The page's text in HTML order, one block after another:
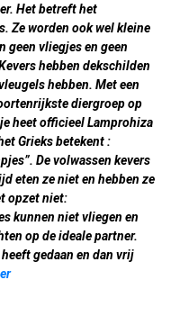
Het betreft het
Ze worden ook wel kleine
geen vliegjes en geen
hebben dekschilden
hebben. Met een
diergroep op
heet officieel Lamprohiza
Grieks betekent :
De volwassen kevers
eten ze niet en hebben ze
opzet niet:
kunnen niet vliegen en
op de ideale partner.
gedaan en dan vrij